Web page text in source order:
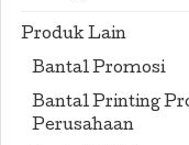
Produk Lain
Bantal Promosi
Bantal Printing
Perusahaan